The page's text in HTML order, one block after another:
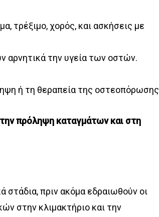
τρέξιμο, χορός, και ασκήσεις με
αρνητικά την υγεία των οστών.
ή τη θεραπεία της οστεοπόρωσης
πρόληψη καταγμάτων και στη
στάδια, πριν ακόμα εδραιωθούν οι
στην κλιμακτήριο και την